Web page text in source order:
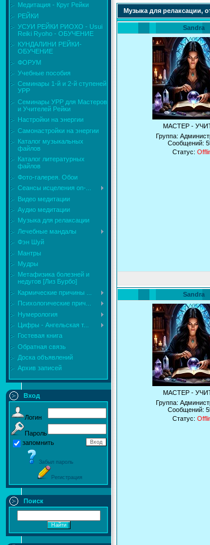
Медитация - Круг Рейки
РЕЙКИ
УСУИ РЕЙКИ РИОХО - Usui
Reiki Ryoho - ОБУЧЕНИЕ
КУНДАЛИНИ РЕЙКИ-
ОБУЧЕНИЕ
ФОРУМ
Учебные пособия
Семинары 1-й и 2-й ступеней
УРР
Семинары УРР для Мастеров
и Учителей Рейки
Настройки на энергии
Самонастройки на энергии
Каталог музыкальных
файлов
Каталог литературных
файлов
Фото-галерея. Обои
Сеансы исцеления on-...
Видео медитации
Аудио медитации
Музыка для релаксации
Лечебные мандалы
Фэн Шуй
Мантры
Мудры
Mетафизика болезней и
недугов [Лиз Бурбо]
Кармические причины ...
Психологические прич...
Нумерология
Цифры - Ангельская т...
Гостевая книга
Обратная связь
Доска объявлений
Архив записей
Вход
Логин
Пароль
запомнить
Забыл пароль
Регистрация
Поиск
Музыка для релаксации,
Sandra
МАСТЕР -
Группа:
Сообщений:
Статус:
Sandra
МАСТЕР -
Группа:
Сообщений:
Статус: